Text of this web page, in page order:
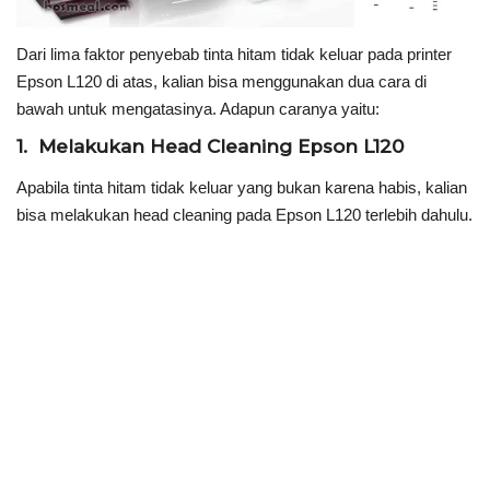
Dari lima faktor penyebab tinta hitam tidak keluar pada printer
Epson L120 di atas, kalian bisa menggunakan dua cara di
bawah untuk mengatasinya. Adapun caranya yaitu:
1. Melakukan Head Cleaning Epson L120
Apabila tinta hitam tidak keluar yang bukan karena habis, kalian
bisa melakukan head cleaning pada Epson L120 terlebih dahulu.